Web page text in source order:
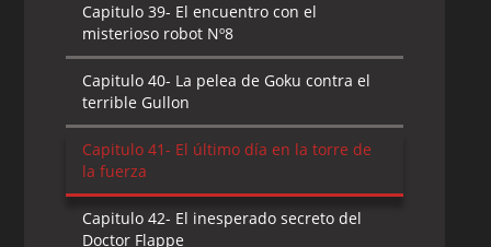
Capitulo 39- El encuentro con el
misterioso robot Nº8
Capitulo 40- La pelea de Goku contra el
terrible Gullon
Capitulo 41- El último día en la torre de
la fuerza
Capitulo 42- El inesperado secreto del
Doctor Flappe